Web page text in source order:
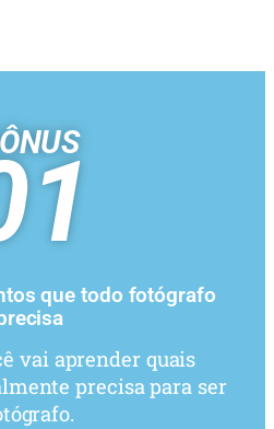
que todo fotógrafo
vai aprender quais
precisa para ser